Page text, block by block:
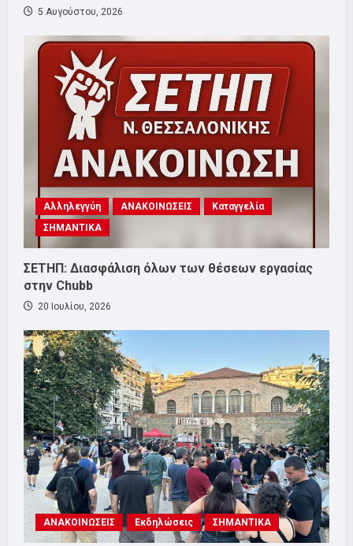
5 Αυγούστου, 2026
Αλληλεγγύη ΑΝΑΚΟΙΝΩΣΕΙΣ
Καταγγελία
ΣΗΜΑΝΤΙΚΑ
ΣΕΤΗΠ: Διασφάλιση όλων των θέσεων εργασίας
στην Chubb
20 Ιουλίου, 2026
ΑΝΑΚΟΙΝΩΣΕΙΣ Εκδηλώσεις ΣΗΜΑΝΤΙΚΑ